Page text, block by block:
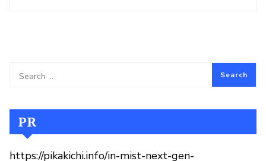
PR
https://pikakichi.info/in-mist-next-gen-